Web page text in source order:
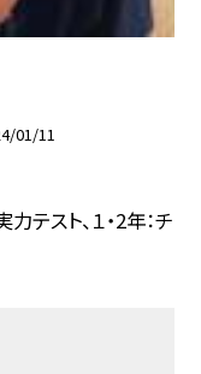
01/11
テスト、１・2年：チ